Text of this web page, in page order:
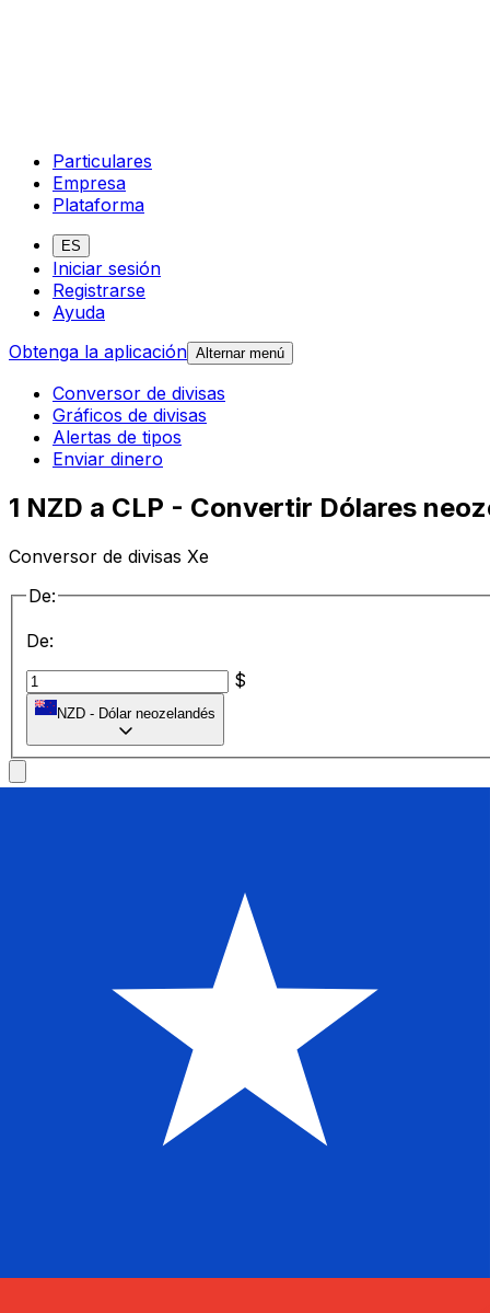
Particulares
Empresa
Plataforma
ES
Iniciar sesión
Registrarse
Ayuda
Obtenga la aplicación Alternar menú
Conversor de divisas
Gráficos de divisas
Alertas de tipos
Enviar dinero
1 NZD a CLP - Convertir Dólares
Conversor de divisas Xe
De:
De:
$
NZD - Dólar neozelandés
a
537,1591 CLP
Tasa del mercado medio a las 12:11 UTC
Habla con un experto en divisas hoy.
Regístrate hoy mismo